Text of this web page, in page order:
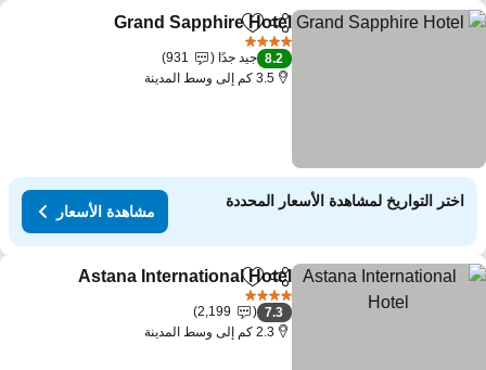
مشاركةAdd to favorites
Grand Sapphire Hotel
8.2 جيد جدًا
931
3.5 كم إلى وسط المدينة
اختر التواريخ لمشاهدة الأسعار المحددة
مشاهدة الأسعار
مشاركةAdd to favorites
Astana International Hotel
7.3
2,199
2.3 كم إلى وسط المدينة